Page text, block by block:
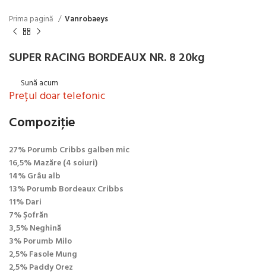
Prima pagină Vanrobaeys
SUPER RACING BORDEAUX NR. 8 20kg
Sună acum
Prețul doar telefonic
Compoziţie
27% Porumb Cribbs galben mic
16,5% Mazăre (4 soiuri)
14% Grâu alb
13% Porumb Bordeaux Cribbs
11% Dari
7% Şofrăn
3,5% Neghină
3% Porumb Milo
2,5% Fasole Mung
2,5% Paddy Orez